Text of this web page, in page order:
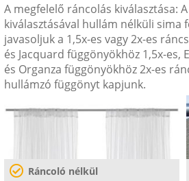
A megfelelő ráncolás kiválasztása:
kiválasztásával hullám nélküli sima
javasoljuk a 1,5x-es vagy 2x-es
és Jacquard függönyökhöz 1,5x-es,
és Organza függönyökhöz 2x-es
hullámzó függönyt kapjunk.
Ráncoló nélkül